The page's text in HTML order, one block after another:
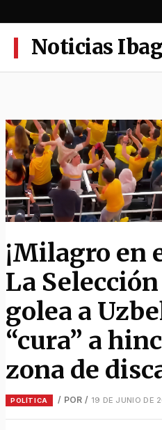
al
contenidoNoticias
¡Milagro en
La
golea a
“cura” a
zona de
POLÍTICA / POR / 19 DE JUNIO DE